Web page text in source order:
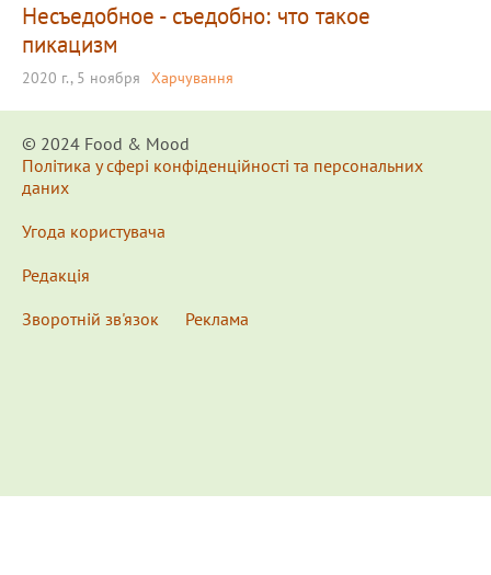
Несъедобное - съедобно: что такое
пикацизм
2020 г., 5 ноября Харчування
© 2024 Food & Мood
Політика у сфері конфіденційності та персональних
даних
Угода користувача
Редакція
Зворотній зв'язок
Реклама